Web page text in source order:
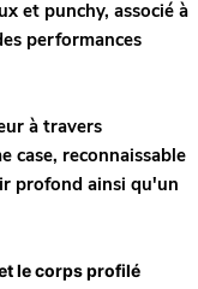
et punchy, associé à
performances
à travers
case, reconnaissable
profond ainsi qu'un
le corps profilé